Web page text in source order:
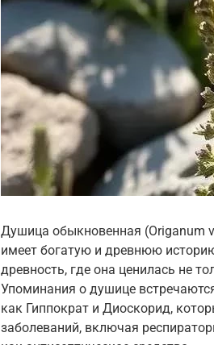
Душица обыкновенная (Origanum
имеет богатую и древнюю
древность, где она ценилась не
Упоминания о душице
как Гиппократ и Диоскорид,
заболеваний, включая